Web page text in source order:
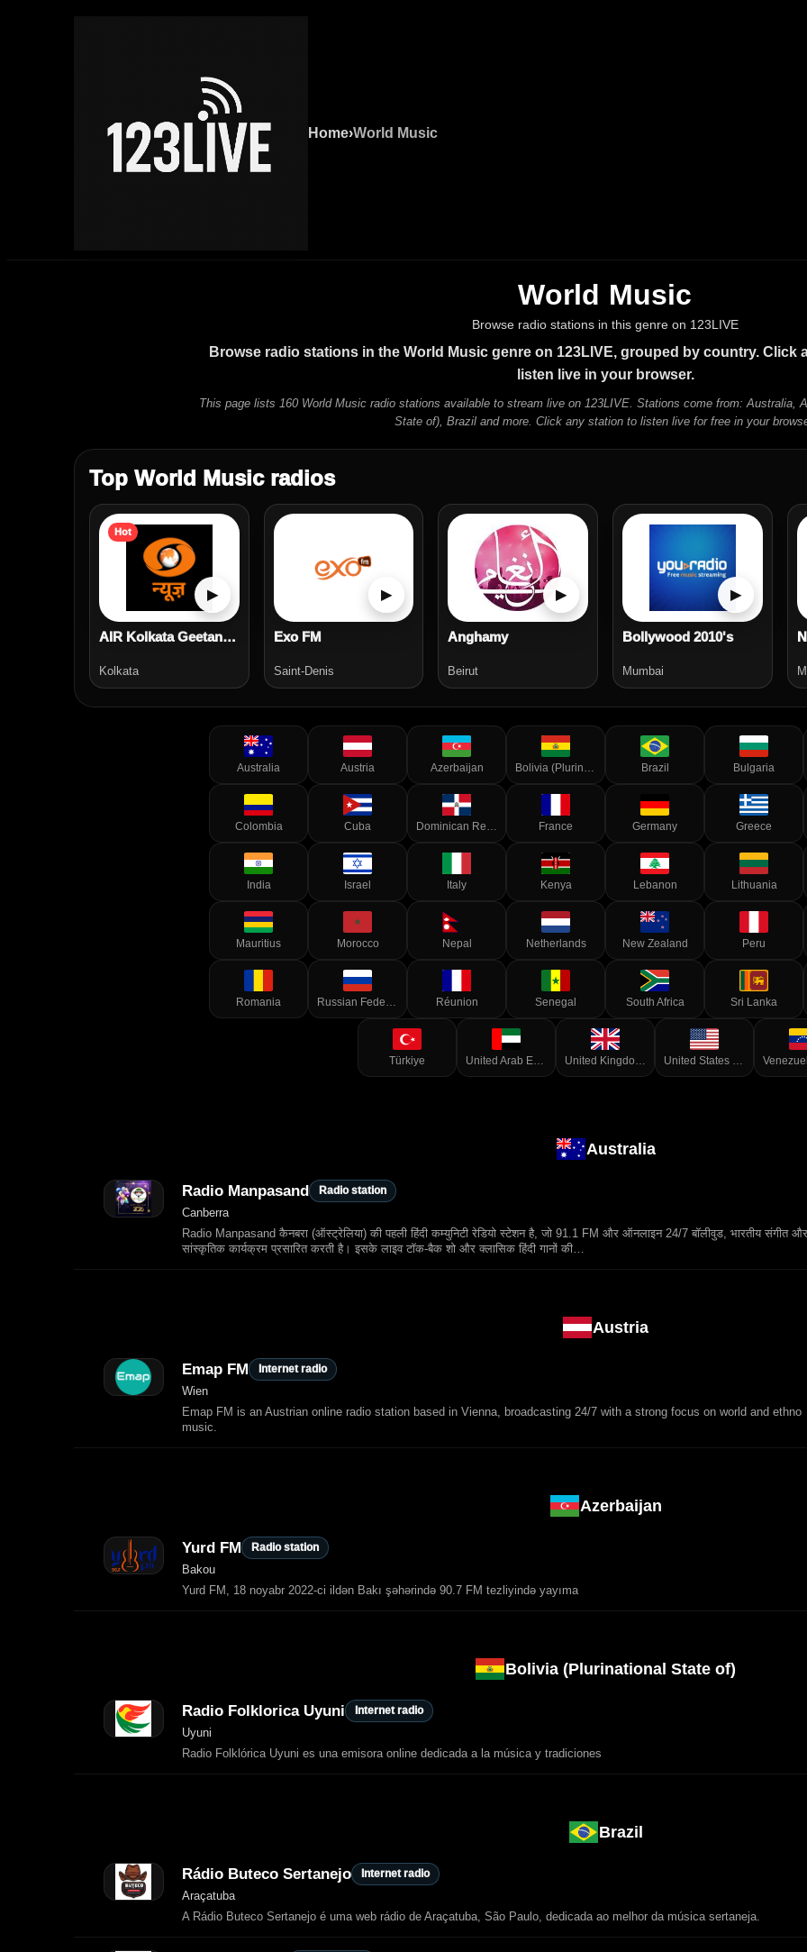
Home›World Music
World Music
Browse radio stations in this genre on 123LIVE
Browse radio stations in the World Music genre on 123LIVE, grouped by country. Click
listen live in your browser.
This page lists 160 World Music radio stations available to stream live on 123LIVE. Stations come from: Australia,
State of), Brazil and more. Click any station to listen live for free in your
Top World Music radios
Hot
▶
AIR Kolkata Geetanjali
Kolkata
▶
Exo FM
Saint-Denis
▶
Anghamy
Beirut
▶
Bollywood 2010's
Mumbai
Australia Austria Azerbaijan Bolivia (Plurinational State of) Brazil Bulgaria
Colombia Cuba Dominican Republic France Germany Greece
India Israel Italy Kenya Lebanon Lithuania
Mauritius Morocco Nepal Netherlands New Zealand Peru
Romania Russian Federation Réunion Senegal South Africa Sri Lanka
Türkiye United Arab Emirates United Kingdom of Great Britain and Northern Ireland United States of America
Australia
Radio Manpasand Radio station
Canberra
Radio Manpasand कैनबरा (ऑस्ट्रेलिया) की पहली हिंदी कम्युनिटी रेडियो स्टेशन है, जो 91.1 FM और ऑनलाइन 24/7 बॉलीवुड, भारतीय संगीत और
सांस्कृतिक कार्यक्रम प्रसारित करती है। इसके लाइव टॉक‑बैक शो और क्लासिक हिंदी गानों की…
Austria
Emap FM Internet radio
Wien
Emap FM is an Austrian online radio station based in Vienna, broadcasting 24/7 with a strong focus on world and ethno
music.
Azerbaijan
Yurd FM Radio station
Bakou
Yurd FM, 18 noyabr 2022-ci ildən Bakı şəhərində 90.7 FM tezliyində yayıma
Bolivia (Plurinational State of)
Radio Folklorica Uyuni Internet radio
Uyuni
Radio Folklórica Uyuni es una emisora online dedicada a la música y tradiciones
Brazil
Rádio Buteco Sertanejo Internet radio
Araçatuba
A Rádio Buteco Sertanejo é uma web rádio de Araçatuba, São Paulo, dedicada ao melhor da música sertaneja.